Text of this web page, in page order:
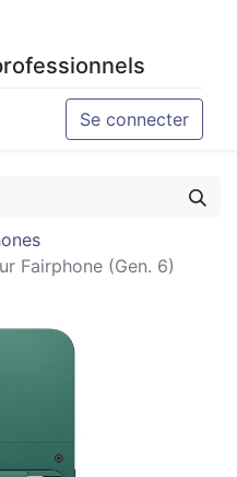
Se connecter
Fairphone (Gen. 6)